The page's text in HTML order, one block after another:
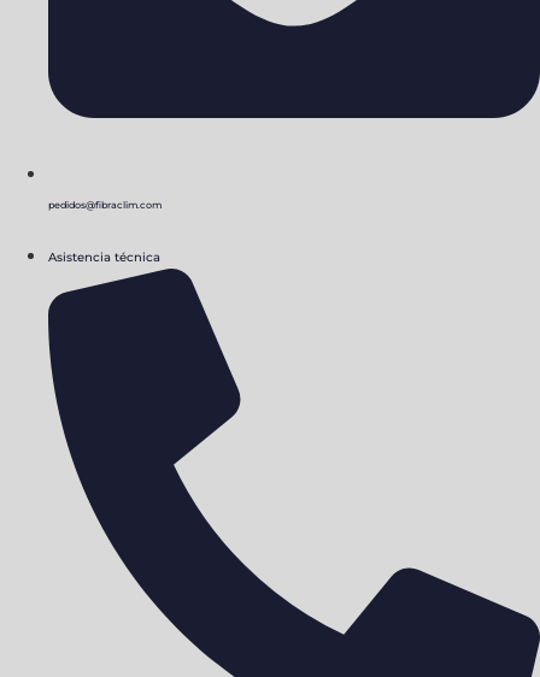
pedidos@fibraclim.com
Asistencia técnica